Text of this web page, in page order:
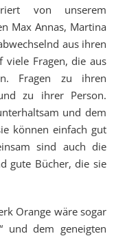
von unserem
Max Annas, Martina
aus ihren
Fragen, die aus
Fragen zu ihren
zu ihrer Person.
und dem
können einfach gut
sind auch die
gute Bücher, die sie
Orange wäre sogar
und dem geneigten